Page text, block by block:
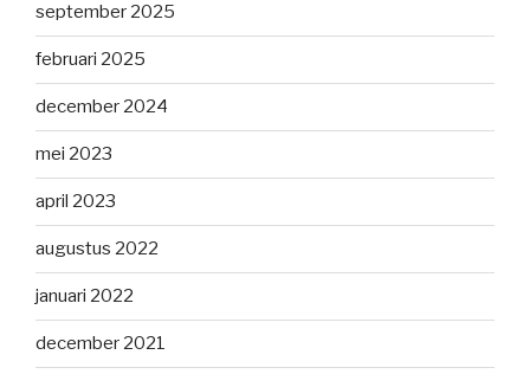
september 2025
februari 2025
december 2024
mei 2023
april 2023
augustus 2022
januari 2022
december 2021